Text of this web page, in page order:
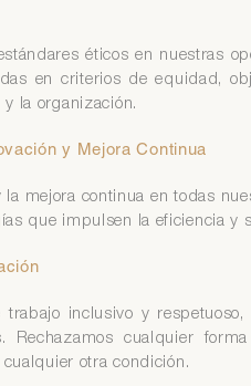
éticos en nuestras
en criterios de equidad,
la organización.
y Mejora Continua
la mejora continua en todas
que impulsen la eficiencia y
trabajo inclusivo y
Rechazamos cualquier
otra condición.